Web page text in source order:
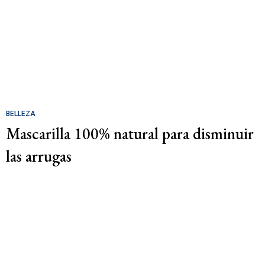
BELLEZA
Mascarilla 100% natural para disminuir
las arrugas